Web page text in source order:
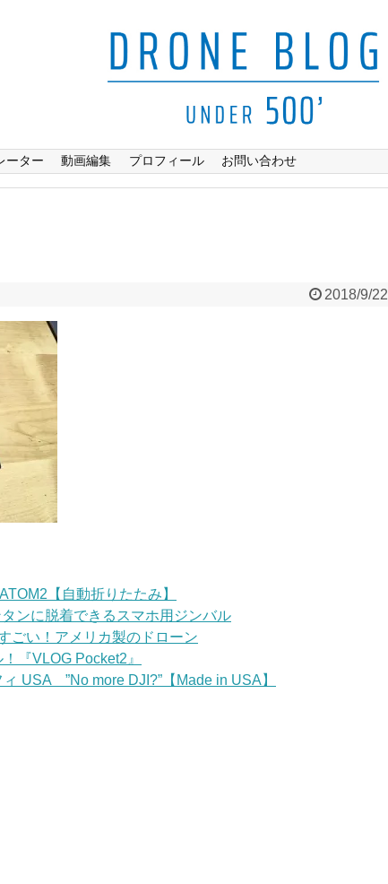
ーター 動画編集 プロフィール お問い合わせ
2018/9/22
【自動折りたたみ】
ンに脱着できるスマホ用ジンバル
ごい！アメリカ製のドローン
『VLOG Pocket2』
USA ”No more DJI?”【Made in USA】